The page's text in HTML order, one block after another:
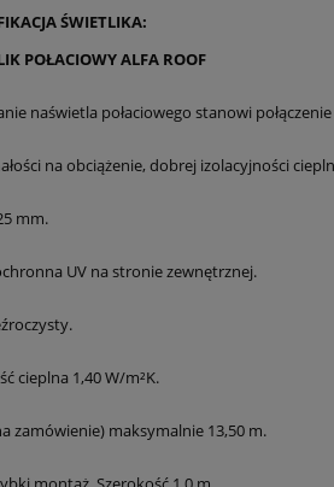
ŚWIETLIKA:
ALFA ROOF
naświetla połaciowego stanowi połączenie
na obciążenie, dobrej izolacyjności
mm.
UV na stronie zewnętrznej.
cieplna 1,40 W/m²K.
zamówienie) maksymalnie 13,50 m.